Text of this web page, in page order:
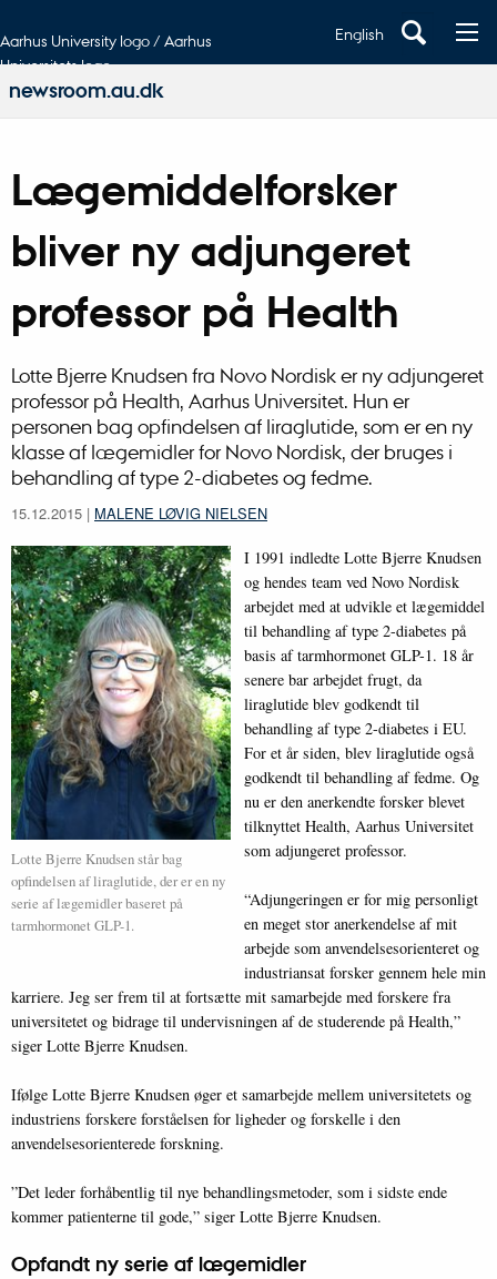
Aarhus University logo / Aarhus
Universitets logo
newsroom.au.dk
English
Lægemiddelforsker
bliver ny adjungeret
professor på Health
Lotte Bjerre Knudsen fra Novo Nordisk er ny adjungeret
professor på Health, Aarhus Universitet. Hun er
personen bag opfindelsen af liraglutide, som er en ny
klasse af lægemidler for Novo Nordisk, der bruges i
behandling af type 2-diabetes og fedme.
15.12.2015 | MALENE LØVIG NIELSEN
Lotte Bjerre Knudsen står bag
opfindelsen af liraglutide, der er en ny
serie af lægemidler baseret på
tarmhormonet GLP-1.
I 1991 indledte Lotte Bjerre Knudsen
og hendes team ved Novo Nordisk
arbejdet med at udvikle et lægemiddel
til behandling af type 2-diabetes på
basis af tarmhormonet GLP-1. 18 år
senere bar arbejdet frugt, da
liraglutide blev godkendt til
behandling af type 2-diabetes i EU.
For et år siden, blev liraglutide også
godkendt til behandling af fedme. Og
nu er den anerkendte forsker blevet
tilknyttet Health, Aarhus Universitet
som adjungeret professor.
“Adjungeringen er for mig personligt
en meget stor anerkendelse af mit
arbejde som anvendelsesorienteret og
industriansat forsker gennem hele min
karriere. Jeg ser frem til at fortsætte mit samarbejde med forskere fra
universitetet og bidrage til undervisningen af de studerende på Health,”
siger Lotte Bjerre Knudsen.
Ifølge Lotte Bjerre Knudsen øger et samarbejde mellem universitetets og
industriens forskere forståelsen for ligheder og forskelle i den
anvendelsesorienterede forskning.
”Det leder forhåbentlig til nye behandlingsmetoder, som i sidste ende
kommer patienterne til gode,” siger Lotte Bjerre Knudsen.
Opfandt ny serie af lægemidler